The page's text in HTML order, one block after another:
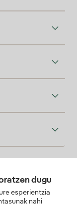
dugu
esperientzia
nahi